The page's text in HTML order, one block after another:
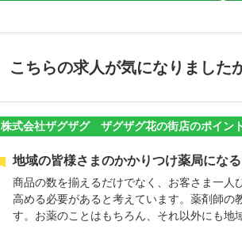
こちらの求人が気になりました
株式会社ザグザグ ザグザグ花の街店のポイン
地域の皆様さまのかかりつけ薬局にな
商品の数を揃えるだけでなく、お客さま一人
高める必要があると考えています。薬剤師の
す。お薬のことはもちろん、それ以外にも地